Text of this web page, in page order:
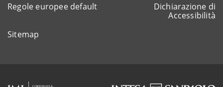
Regole europee default
Dichiarazione di
Accessibilità
Sitemap